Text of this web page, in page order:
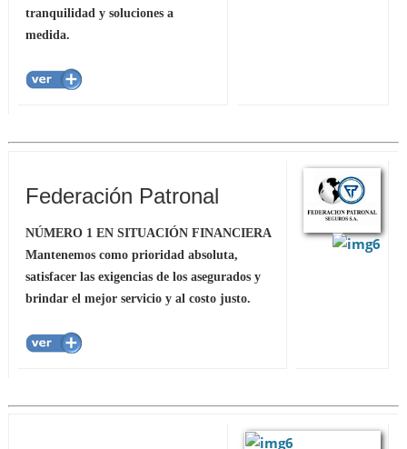
tranquilidad y soluciones a
medida.
Federación Patronal
NÚMERO 1 EN SITUACIÓN FINANCIERA
Mantenemos como prioridad absoluta,
satisfacer las exigencias de los asegurados y
brindar el mejor servicio y al costo justo.